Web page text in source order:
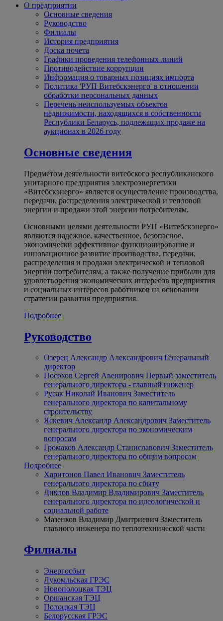
О предприятии
Основные сведения
Руководство
Филиалы
История предприятия
Доска почета
Графики проведения телефонных линий
Противодействие коррупции
Информация о товарных позициях импорта
Политика 'РУП Витебскэнерго' в отношении
обработки персональных данных
Перечень неиспользуемых объектов
недвижимости, находящихся в собственности
Республики Беларусь, подлежащих продаже на
аукционах в 2026 году
Основные сведения
Предметом деятельности витебского республиканского
унитарного предприятия электроэнергетики
«Витебскэнерго» является осуществление производства,
передачи, распределения электрической и тепловой
энергии и продажи этой энергии потребителям.
Основными целями деятельности РУП «Витебскэнерго»
являются надежное, качественное, безопасное,
экономически эффективное функционирование и
инновационное развитие производства, передачи,
распределения и продажи электрической и тепловой
энергии потребителям, а также получение прибыли для
удовлетворения экономических интересов предприятия
и социальных интересов работников на основании
стратегии развития предприятия.
Подробнее
Руководство
Озерец Александр Александрович Генеральный
директор
Посохов Сергей Авенирович Первый заместитель
генерального директора - главный инженер
Русак Николай Иванович Заместитель
генерального директора по капитальному
строительству
Яскевич Александр Александрович Заместитель
генерального директора по экономическим
вопросам
Громаков Александр Станиславович Заместитель
генерального директора по общим вопросам
Подробнее
Харитонов Павел Иванович Заместитель
генерального директора по сбыту
Диклов Владимир Владимирович Заместитель
генерального директора по идеологической и
социальной работе
Мазенков Владимир Дмитриевич Заместитель
главного инженера по теплотехнической части
Филиалы
Энергосбыт
Лукомльская ГРЭС
Новополоцкая ТЭЦ
Оршанская ТЭЦ
Полоцкая ТЭЦ
Белорусская ГРЭС